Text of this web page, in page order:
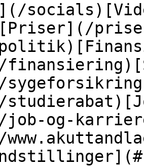
job-og-